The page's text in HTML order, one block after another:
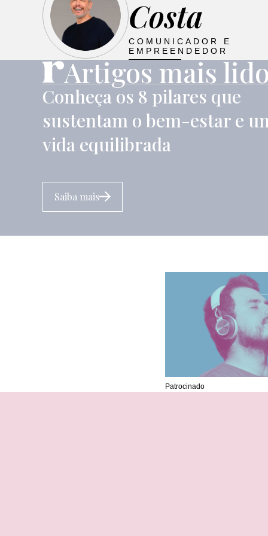
Costa
COMUNICADOR E
EMPREENDEDOR
Artigos mais
Conheça os 8 pilares que
sustentam o bem-estar e
vida equilibrada
Saiba mais
Patrocinado